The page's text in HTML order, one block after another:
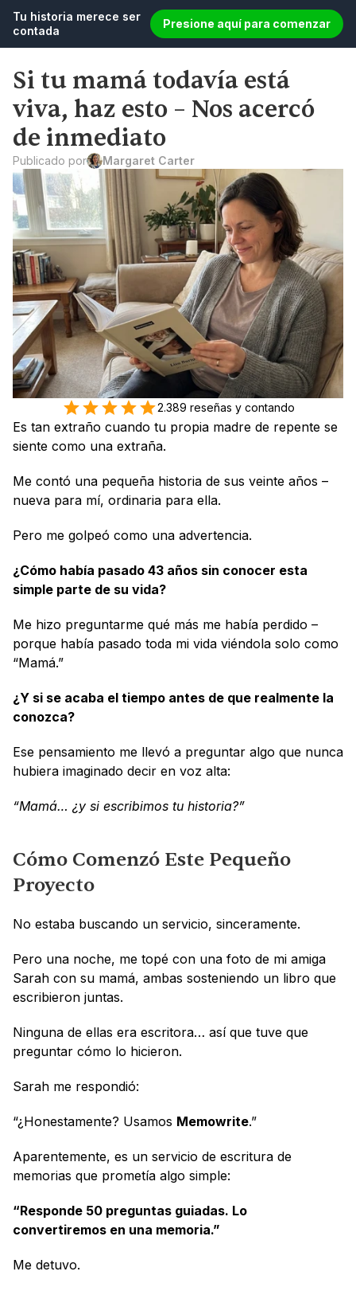
Tu historia merece ser
contada
Presione aquí para comenzar
Si tu mamá todavía está
viva, haz esto – Nos acercó
de inmediato
Publicado por Margaret Carter
2.389 reseñas y contando
Es tan extraño cuando tu propia madre de repente se
siente como una extraña.
Me contó una pequeña historia de sus veinte años –
nueva para mí, ordinaria para ella.
Pero me golpeó como una advertencia.
¿Cómo había pasado 43 años sin conocer esta
simple parte de su vida?
Me hizo preguntarme qué más me había perdido –
porque había pasado toda mi vida viéndola solo como
“Mamá.”
¿Y si se acaba el tiempo antes de que realmente la
conozca?
Ese pensamiento me llevó a preguntar algo que nunca
hubiera imaginado decir en voz alta:
“Mamá… ¿y si escribimos tu historia?”
Cómo Comenzó Este Pequeño
Proyecto
No estaba buscando un servicio, sinceramente.
Pero una noche, me topé con una foto de mi amiga
Sarah con su mamá, ambas sosteniendo un libro que
escribieron juntas.
Ninguna de ellas era escritora… así que tuve que
preguntar cómo lo hicieron.
Sarah me respondió:
“¿Honestamente? Usamos Memowrite.”
Aparentemente, es un servicio de escritura de
memorias que prometía algo simple:
“Responde 50 preguntas guiadas. Lo
convertiremos en una memoria.”
Me detuvo.